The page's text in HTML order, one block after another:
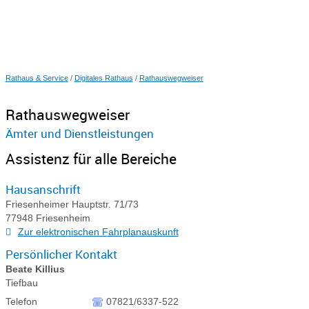
Rathaus & Service/ Digitales Rathaus / Rathauswegweiser
Rathauswegweiser
Ämter und Dienstleistungen
Assistenz für alle Bereiche
Hausanschrift
Friesenheimer Hauptstr. 71/73
77948 Friesenheim
Zur elektronischen Fahrplanauskunft
Persönlicher Kontakt
Beate Killius
Tiefbau
Telefon
07821/6337-522